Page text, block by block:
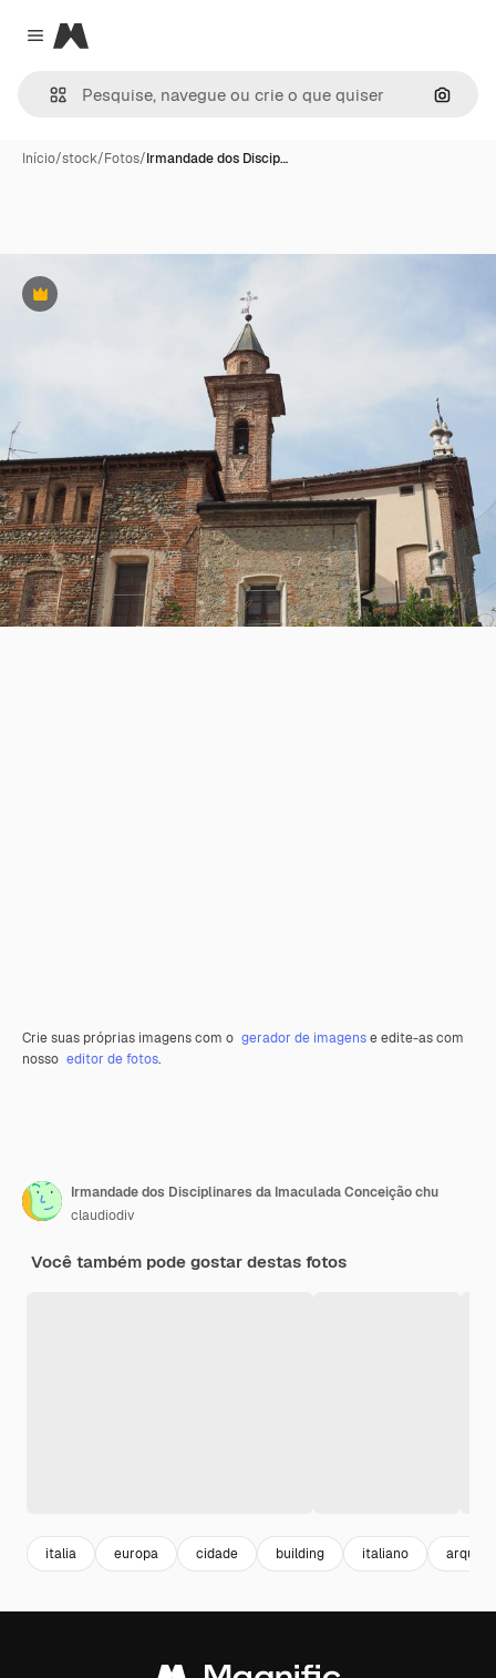
Close menu
Magnific
Início/stock/Fotos/Irmandade dos Discip…
Premium
Crie suas próprias imagens com o gerador de imagense edite-as com
nosso editor de fotos.
Irmandade dos Disciplinares da Imaculada Conceição chu
claudiodiv
Você também pode gostar destas fotos
italia europa cidade building italiano